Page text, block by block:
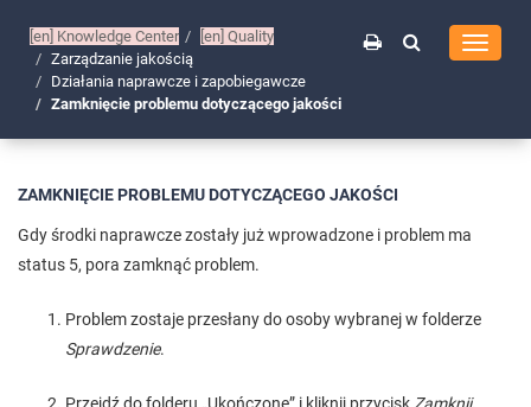
Toggle
[en] Knowledge Center [en] Quality
Zarządzanie jakością
Działania naprawcze i zapobiegawcze
Zamknięcie problemu dotyczącego jakości
ZAMKNIĘCIE PROBLEMU DOTYCZĄCEGO JAKOŚCI
Gdy środki naprawcze zostały już wprowadzone i problem ma
status 5, pora zamknąć problem.
Problem zostaje przesłany do osoby wybranej w folderze
Sprawdzenie.